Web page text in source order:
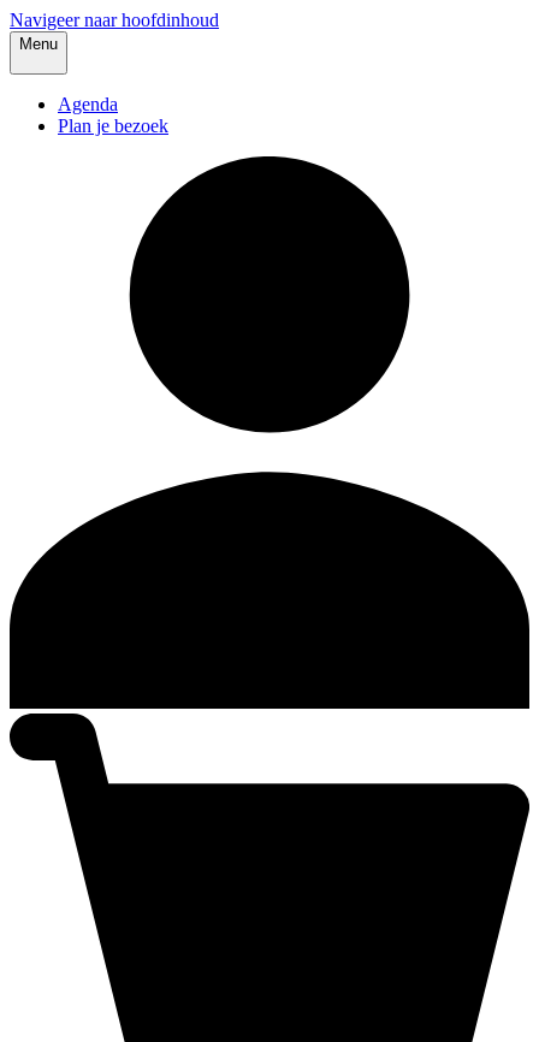
Navigeer naar hoofdinhoud
Menu
Agenda
Plan je bezoek